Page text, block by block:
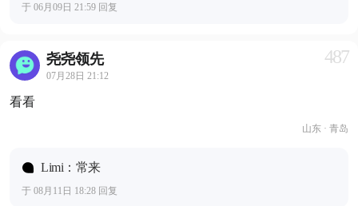
于 06月09日 21:59 回复
尧尧领先
07月28日 21:12
487
看看
山东 · 青岛
Limi：常来
于 08月11日 18:28 回复